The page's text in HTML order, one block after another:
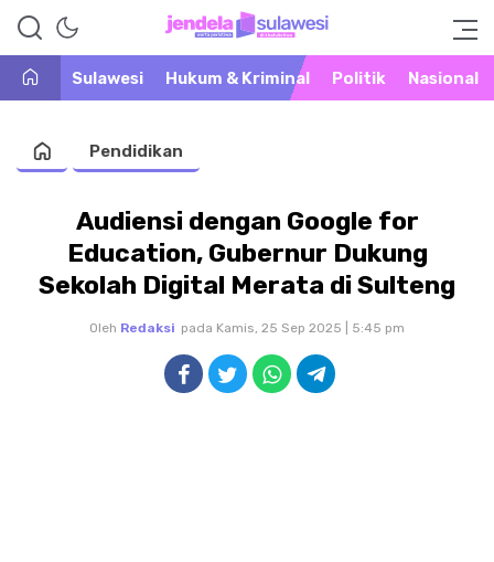
Jendela Sulawesi
Warta Peristiwa di Khatulistiwa
Sulawesi
Hukum & Kriminal Politik Nasional
Pendidikan
Audiensi dengan Google for
Education, Gubernur Dukung
Sekolah Digital Merata di Sulteng
Oleh Redaksi pada Kamis, 25 Sep 2025 | 5:45 pm